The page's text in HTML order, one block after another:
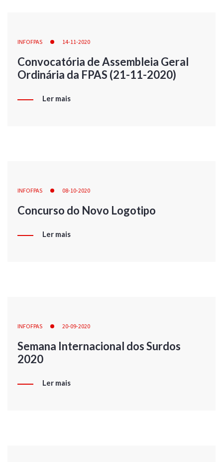
INFOFPAS 14-11-2020
Convocatória de Assembleia Geral
Ordinária da FPAS (21-11-2020)
Ler mais
INFOFPAS 08-10-2020
Concurso do Novo Logotipo
Ler mais
INFOFPAS 20-09-2020
Semana Internacional dos Surdos
2020
Ler mais